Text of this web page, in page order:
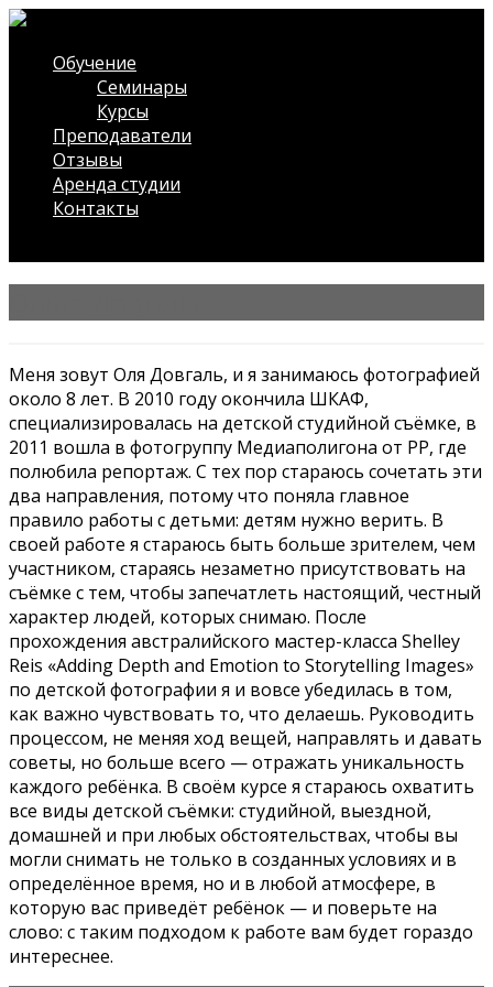
Обучение
Семинары
Курсы
Преподаватели
Отзывы
Аренда студии
Контакты
Меня зовут Оля Довгаль, и я занимаюсь фотографией
около 8 лет. В 2010 году окончила ШКАФ,
специализировалась на детской студийной съёмке, в
2011 вошла в фотогруппу Медиаполигона от РР, где
полюбила репортаж. С тех пор стараюсь сочетать эти
два направления, потому что поняла главное
правило работы с детьми: детям нужно верить. В
своей работе я стараюсь быть больше зрителем, чем
участником, стараясь незаметно присутствовать на
съёмке с тем, чтобы запечатлеть настоящий, честный
характер людей, которых снимаю. После
прохождения австралийского мастер-класса Shelley
Reis «Adding Depth and Emotion to Storytelling Images»
по детской фотографии я и вовсе убедилась в том,
как важно чувствовать то, что делаешь. Руководить
процессом, не меняя ход вещей, направлять и давать
советы, но больше всего — отражать уникальность
каждого ребёнка. В своём курсе я стараюсь охватить
все виды детской съёмки: студийной, выездной,
домашней и при любых обстоятельствах, чтобы вы
могли снимать не только в созданных условиях и в
определённое время, но и в любой атмосфере, в
которую вас приведёт ребёнок — и поверьте на
слово: с таким подходом к работе вам будет гораздо
интереснее.